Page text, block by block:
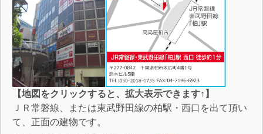
【地図をクリックすると、拡大表示できます↑】
ＪＲ常磐線、または東武野田線の柏駅・西口を出て頂い
て、正面の建物です。